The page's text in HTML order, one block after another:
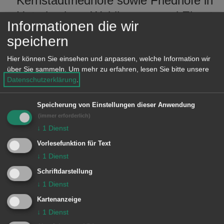
Unterkochen, Waldhausen und Ebnat
Bestellung des Geistlichen für
Beerdigungen auf den
Kernstadtfriedhöfen, ansonsten sind
die Ortschaftsverwaltungen selbst
zuständig
Grabauswahl mit den Angehörigen für
Beerdigungen auf den
Kernstadtfriedhöfen, ansonsten sind
die Ortschaftsverwaltungen selbst
zuständig
Aushang mit den
Beerdigungsterminen auf den
Informationen die wir
speichern
Hier können Sie einsehen und anpassen, welche Information wir
über Sie sammeln. Um mehr zu erfahren, lesen Sie bitte unsere
Datenschutzerklärung.
Speicherung von Einstellungen dieser Anwendung
(immer erforderlich)
↓ 1 Dienst
Vorlesefunktion für Text
↓ 1 Dienst
Schriftdarstellung
↓ 1 Dienst
Kartenanzeige
↓ 1 Dienst